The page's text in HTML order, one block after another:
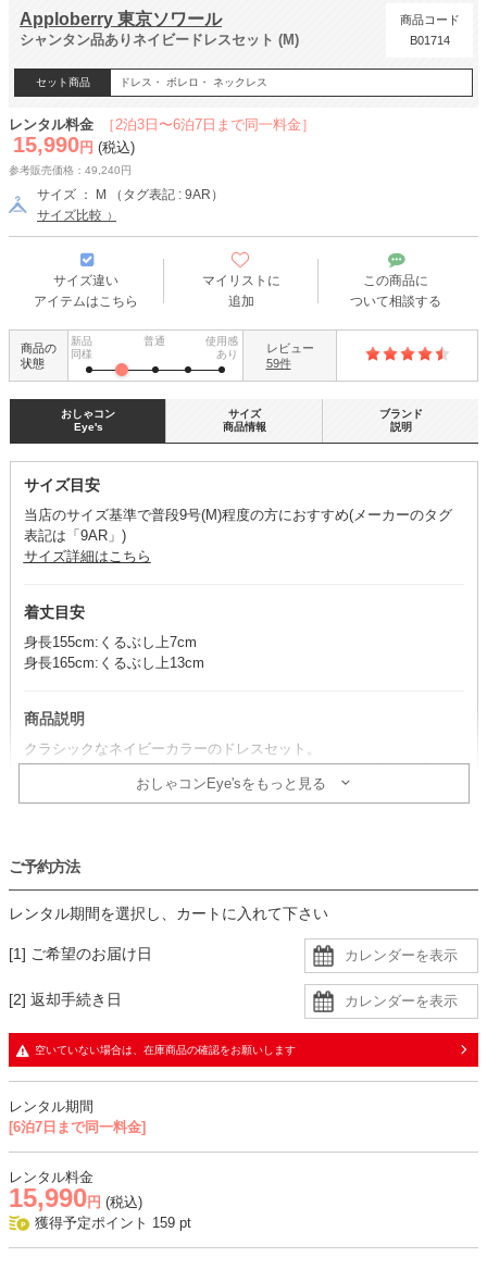
Apploberry 東京ソワール
シャンタン品ありネイビードレスセット (M)
商品コード
B01714
セット商品 ドレス・ ボレロ・ ネックレス
［2泊3日〜6泊7日まで同一料金］
レンタル料金
15,990 円 (税込)
参考販売価格：49,240円
サイズ ： M （タグ表記 : 9AR）
サイズ比較
サイズ違い
アイテムはこちら
マイリストに
追加
この商品に
ついて相談する
商品の
状態
新品
同様
普通
使用感
あり
レビュー
59件
おしゃコン
Eye's
サイズ目安
当店のサイズ基準で普段9号(M)程度の方におすすめ(メーカーのタグ
表記は「9AR」)
サイズ詳細はこちら
着丈目安
身長155cm:くるぶし上7cm
身長165cm:くるぶし上13cm
商品説明
クラシックなネイビーカラーのドレスセット。
光沢感がエレガントさを引き立て、タイムレスな魅力を持つ一着で
おしゃコンEye'sをもっと見る
コーデのポイント
小物はジャケットに合わせたシルバー系で統一感を高めるのがポイン
ト。
です。
生地
・ドレスはシャンタン生地に同色裏地の二枚重ねで、袖に透け感あり
・ジャケットもシャンタン生地
結婚式、二次会、同窓会、パーティー、顔合わせ、卒業式、式典など
サイズ
商品情報
ブランド
説明
ご予約方法
レンタル期間を選択し、カートに入れて下さい
[1] ご希望のお届け日
[2] 返却手続き日
空いていない場合は、在庫商品の確認をお願いします
レンタル期間
[6泊7日まで同一料金]
レンタル料金
15,990 円 (税込)
獲得予定ポイント 159 pt